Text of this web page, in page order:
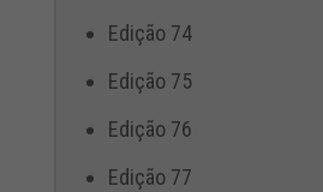
Edição 74
Edição 75
Edição 76
Edição 77